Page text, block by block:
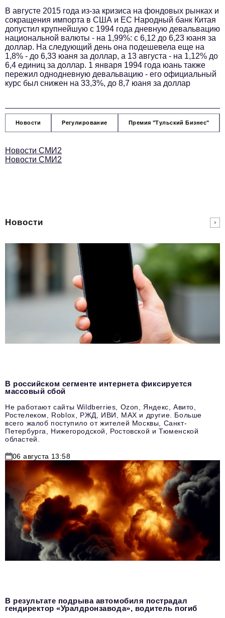
Авторские материалы
Видео
Телефон редакции: +7 495 727-01-67
Электронные почты редакции:
Отдел рекламы
reklama@business-magazine.online
podpiska@business-magazine.online
В августе 2015 года из-за кризиса на фондовых рынках и
сокращения импорта в США и ЕС Народный банк Китая
допустил крупнейшую с 1994 года дневную девальвацию
национальной валюты - на 1,99%: с 6,12 до 6,23 юаня за
доллар. На следующий день она подешевела еще на
1,8% - до 6,33 юаня за доллар, а 13 августа - на 1,12% до
6,4 единиц за доллар. 1 января 1994 года юань также
пережил однодневную девальвацию - его официальный
курс был снижен на 33,3%, до 8,7 юаня за доллар
Новости Регулирование Премия "Тульский Бизнес"
Новости СМИ2
Новости СМИ2
Новости
В российском сегменте интернета фиксируется
массовый сбой
Не работают сайты Wildberries, Ozon, Яндекс, Авито,
Ростелеком, Roblox, РЖД, ИВИ, MAX и другие. Больше
всего жалоб поступило от жителей Москвы, Санкт-
Петербурга, Нижегородской, Ростовской и Тюменской
областей.
06 августа 13:58
В результате подрыва автомобиля пострадал
гендиректор «Уралдронзавода», водитель погиб